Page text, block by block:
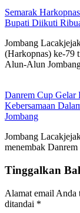
Semarak
Bupati Diikuti
Jombang
(Harkopnas) ke-79
Alun-Alun
Danrem Cup Gelar
Kebersamaan
Jombang
Jombang
menembak
Tinggalkan
Alamat email Anda
ditandai *